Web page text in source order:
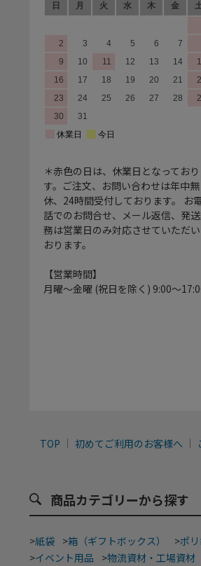
＊赤色の日は、休業日となっており
す。ご注文、お問い合わせは年中無
休、24時間受付しております。 お
話でのお問合せ、メール返信、発
務は営業日のみ対応させていただ
おります。
【営業時間】
月曜～金曜 (祝日を除く) 9:00～
TOP 初めてご利用のお客様へ
商品カテゴリーから探す
>紙袋 >箱（ギフトボックス） >ポ
>イベント用品 >物流資材・工場資材